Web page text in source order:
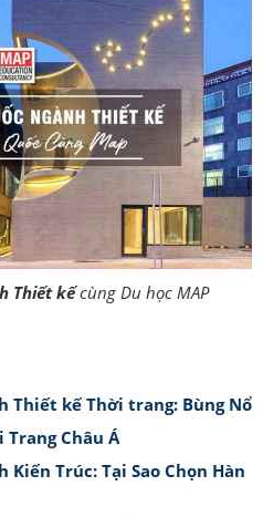
Thiết kếcùng Du học MAP
Thiết kế Thời trang: Bùng Nổ
Trang Châu Á
Kiến Trúc: Tại Sao Chọn Hàn